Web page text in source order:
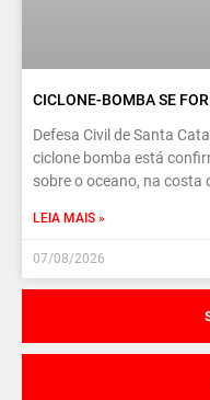
CICLONE-BOMBA SE
Defesa Civil de Santa
ciclone bomba está
sobre o oceano, na costa
LEIA MAIS »
07/08/2026